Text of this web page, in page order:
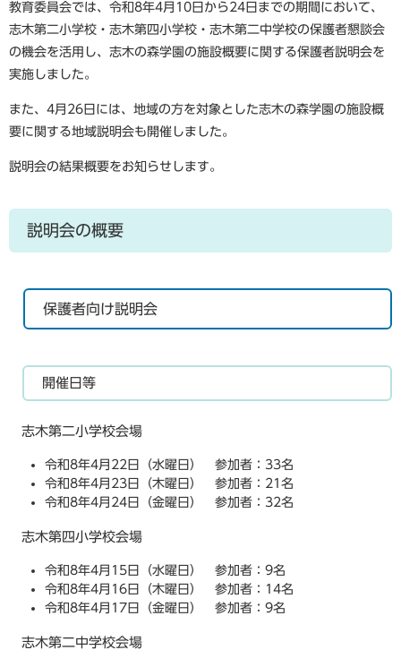
教育委員会では、令和8年4月10日から24日までの期間において、
志木第二小学校・志木第四小学校・志木第二中学校の保護者懇談会
の機会を活用し、志木の森学園の施設概要に関する保護者説明会を
実施しました。
また、4月26日には、地域の方を対象とした志木の森学園の施設概
要に関する地域説明会も開催しました。
説明会の結果概要をお知らせします。
説明会の概要
保護者向け説明会
開催日等
志木第二小学校会場
令和8年4月22日（水曜日） 参加者：33名
令和8年4月23日（木曜日） 参加者：21名
令和8年4月24日（金曜日） 参加者：32名
志木第四小学校会場
令和8年4月15日（水曜日） 参加者：9名
令和8年4月16日（木曜日） 参加者：14名
令和8年4月17日（金曜日） 参加者：9名
志木第二中学校会場